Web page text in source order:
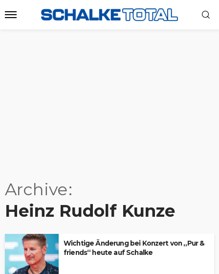
Archive
Heinz Rudolf Kunze
Wichtige Änderung bei Konzert von „Pur &
friends“ heute auf Schalke